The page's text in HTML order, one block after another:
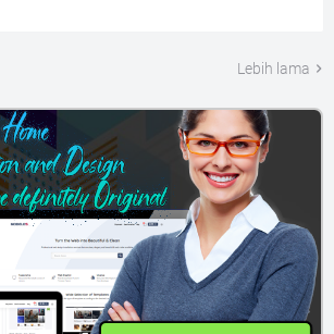
Lebih lama